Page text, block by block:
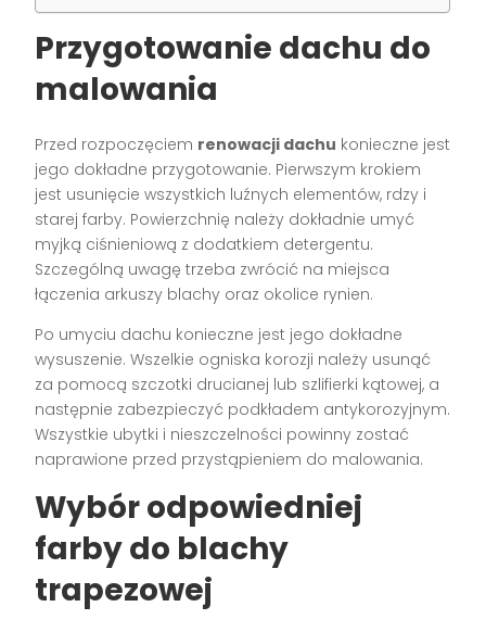
Przygotowanie dachu do
malowania
Przed rozpoczęciem renowacji dachu konieczne jest
jego dokładne przygotowanie. Pierwszym krokiem
jest usunięcie wszystkich luźnych elementów, rdzy i
starej farby. Powierzchnię należy dokładnie umyć
myjką ciśnieniową z dodatkiem detergentu.
Szczególną uwagę trzeba zwrócić na miejsca
łączenia arkuszy blachy oraz okolice rynien.
Po umyciu dachu konieczne jest jego dokładne
wysuszenie. Wszelkie ogniska korozji należy usunąć
za pomocą szczotki drucianej lub szlifierki kątowej, a
następnie zabezpieczyć podkładem antykorozyjnym.
Wszystkie ubytki i nieszczelności powinny zostać
naprawione przed przystąpieniem do malowania.
Wybór odpowiedniej
farby do blachy
trapezowej